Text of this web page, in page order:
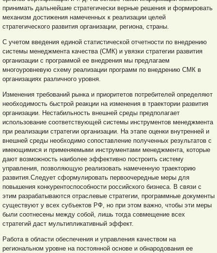
принимать дальнейшие стратегически верные решения и формировать
механизм достижения намеченных к реализации целей
стратегического развития организации, региона, страны.
С учетом введения единой статистической отчетности по внедрению
системы менеджмента качества (СМК) и увязки стратегии развития
организации с программой ее внедрения мы предлагаем
многоуровневую схему реализации программ по внедрению СМК в
организациях различного уровня.
Изменения требований рынка и приоритетов потребителей определяют
необходимость быстрой реакции на изменения в траектории развития
организации. Нестабильность внешней среды предполагает
использование соответствующей системы инструментов менеджмента
при реализации стратегии организации. На этапе оценки внутренней и
внешней среды необходимо сопоставление полученных результатов с
имеющимися и применяемыми инструментами менеджмента, которые
дают возможность наиболее эффективно построить систему
управления, позволяющую реализовать намеченную траекторию
развития.Следует сформулировать первоочередные меры для
повышения конкурентоспособности российского бизнеса. В связи с
этим разрабатываются отраслевые стратегии, программные документы
существуют у всех субъектов РФ, но при этом важно, чтобы эти меры
были соотнесены между собой, лишь тогда совмещение всех
стратегий даст мультипликативный эффект.
Работа в области обеспечения и управления качеством на
региональном уровне на постоянной основе и обнародования ее